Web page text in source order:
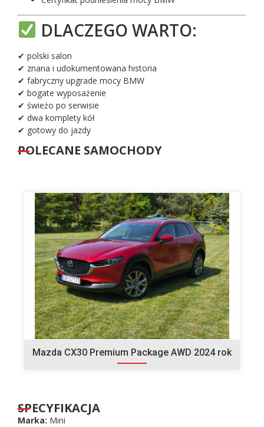
DLACZEGO WARTO:
✔ polski salon
✔ znana i udokumentowana historia
✔ fabryczny upgrade mocy BMW
✔ bogate wyposażenie
✔ świeżo po serwisie
✔ dwa komplety kół
✔ gotowy do jazdy
POLECANE SAMOCHODY
Mazda CX30 Premium Package AWD 2024 rok
SPECYFIKACJA
Marka: Mini